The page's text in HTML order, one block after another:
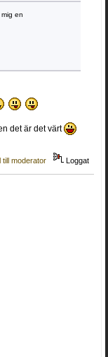
en
det är det värt
till moderator Loggat